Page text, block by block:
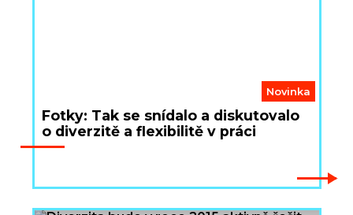
Novinka
Fotky: Tak se snídalo a diskutovalo
o diverzitě a flexibilitě v práci